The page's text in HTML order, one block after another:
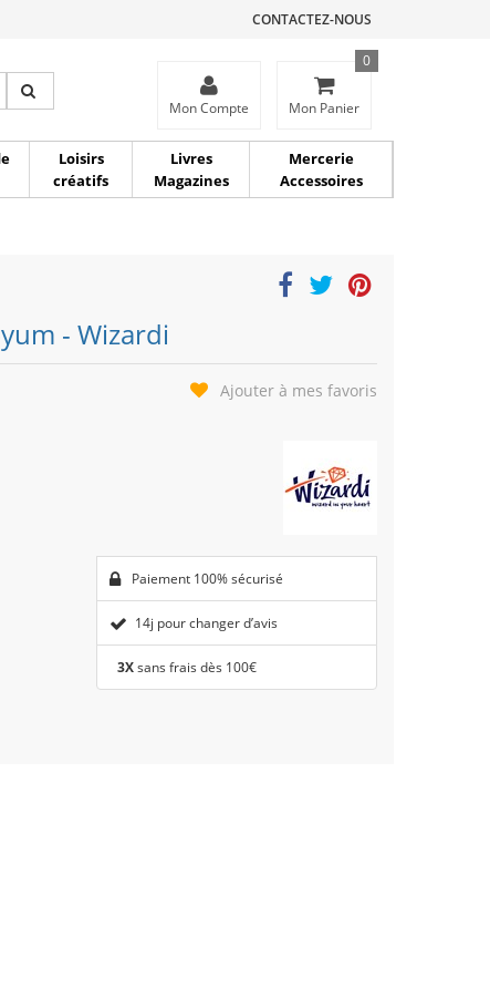
CONTACTEZ-NOUS
Mon Compte Mon Panier
0
Loisirs
créatifs
Livres
Magazines
Mercerie
Accessoires
- Wizardi
Ajouter à mes favoris
Paiement 100% sécurisé
14j pour changer d’avis
3Xsans frais dès 100€